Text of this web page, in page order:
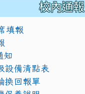
校內通報
填報
知
設備清點表
換回報單